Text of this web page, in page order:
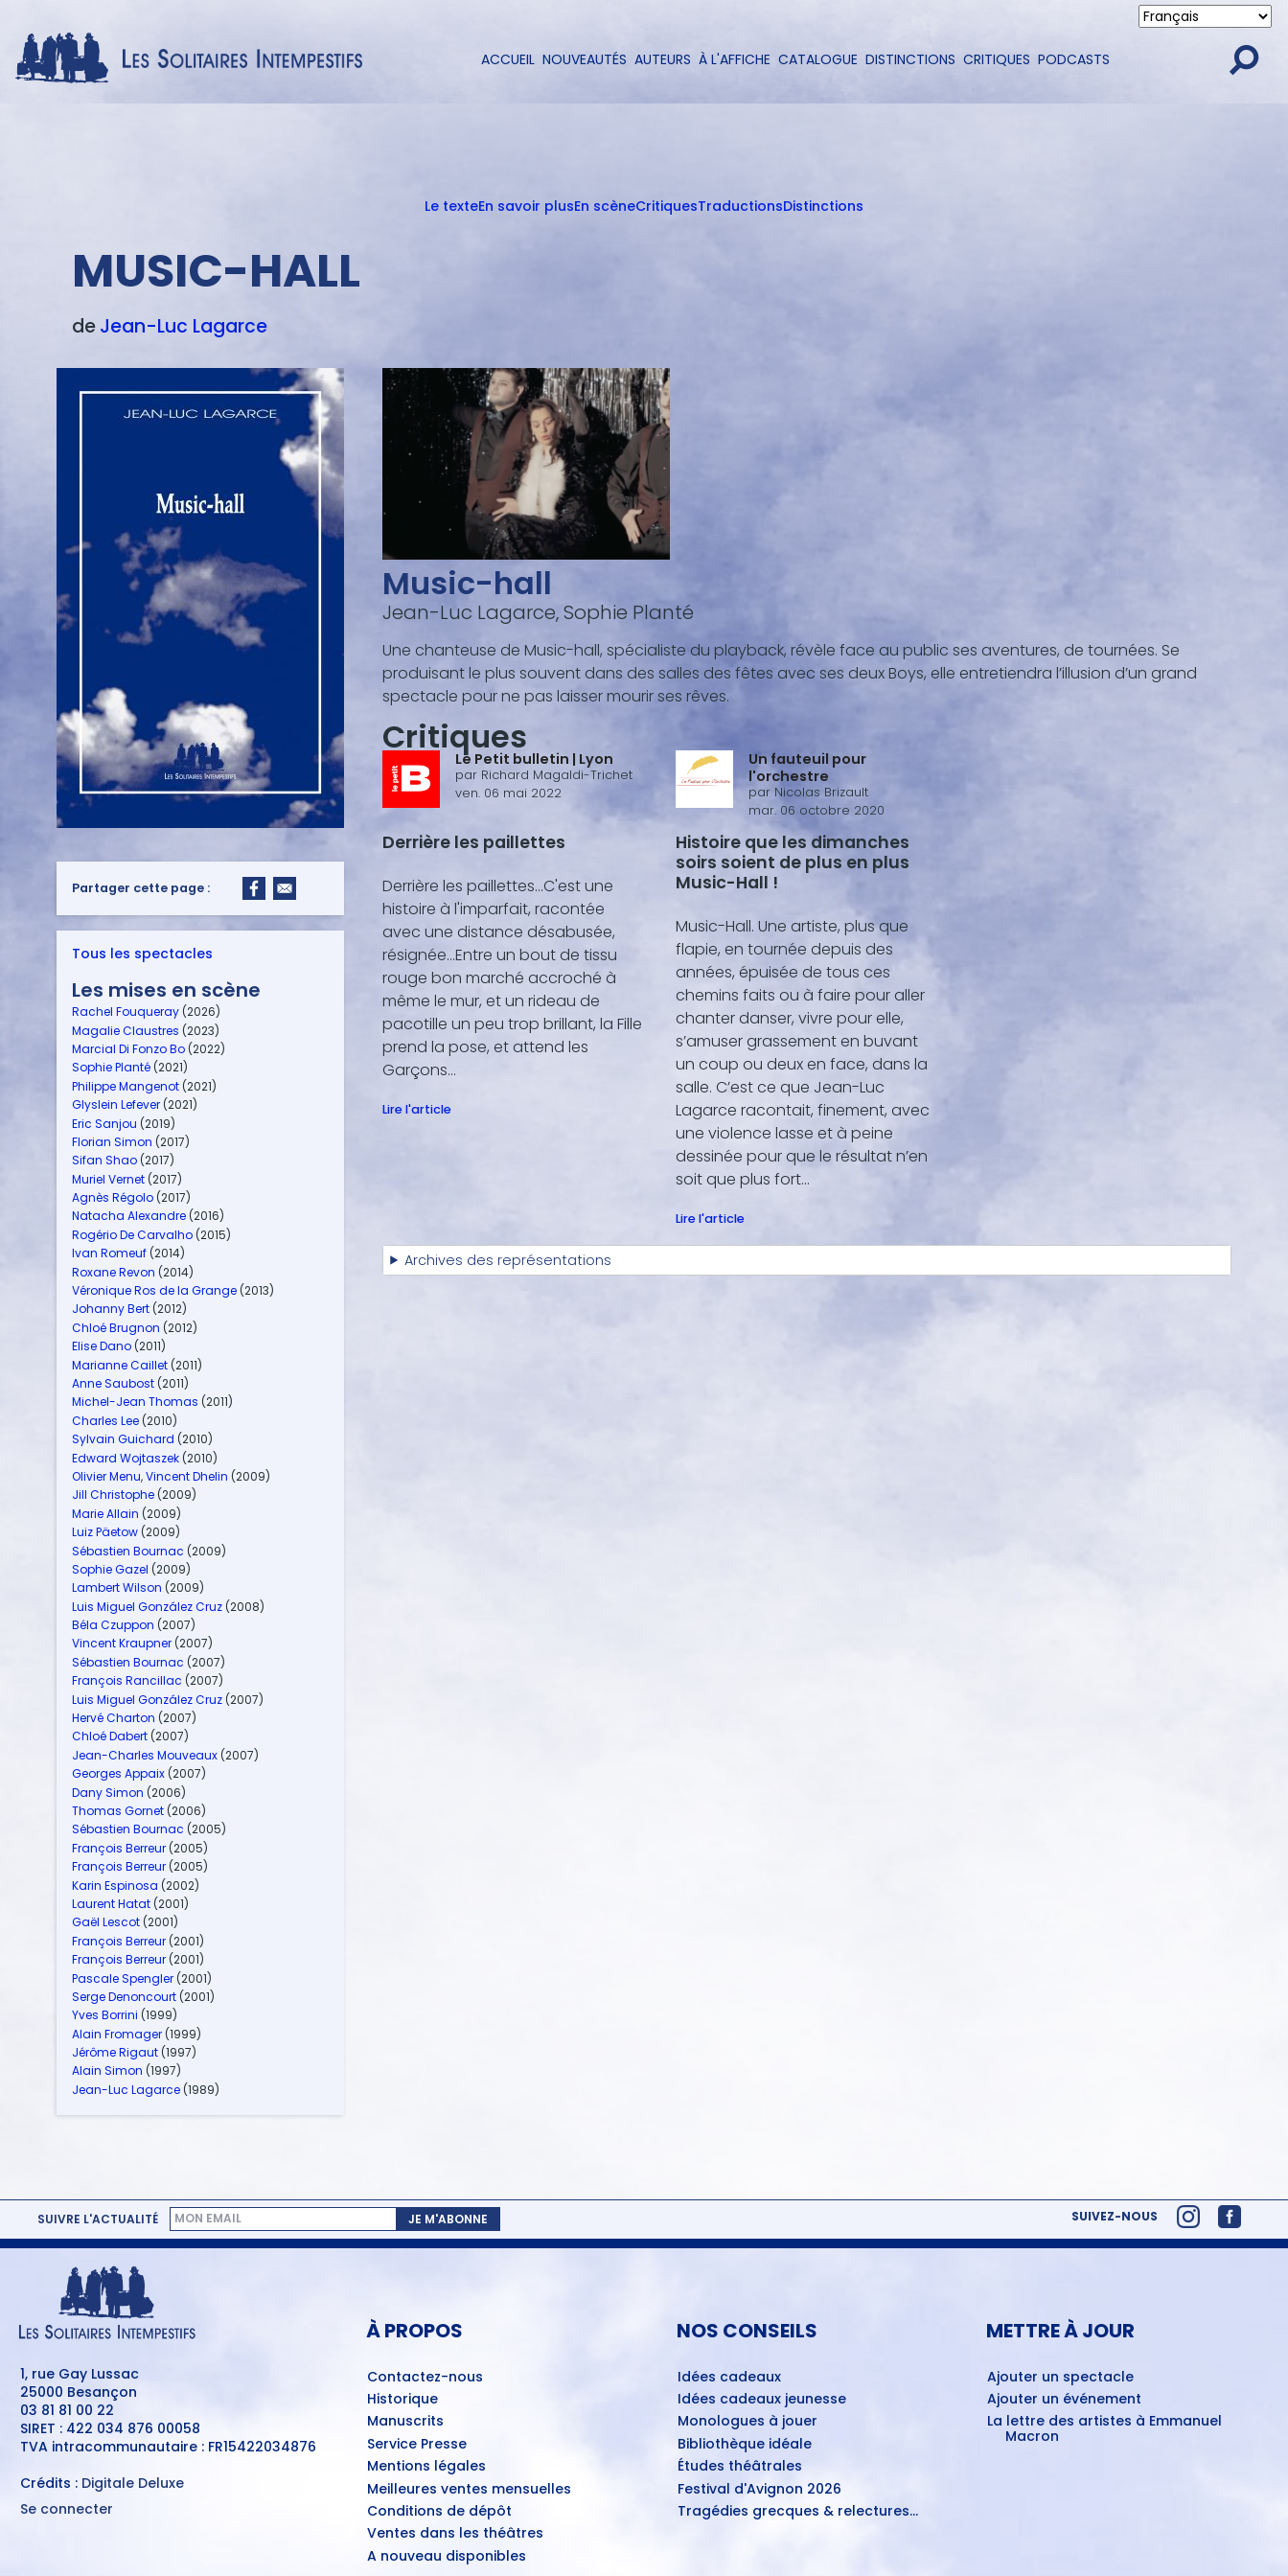
contenu
Navigation
ACCUEIL NOUVEAUTÉS AUTEURS À L'AFFICHE CATALOGUE DISTINCTIONS CRITIQUES PODCASTS
Le texteEn savoir plusEn scèneCritiquesTraductionsDistinctions
MUSIC-HALL
deJean-Luc Lagarce
Music-hall
Jean-Luc Lagarce, Sophie Planté
Une chanteuse de Music-hall, spécialiste du playback, révèle face au public ses aventures, de tournées. Se
produisant le plus souvent dans des salles des fêtes avec ses deux Boys, elle entretiendra l’illusion d’un grand
spectacle pour ne pas laisser mourir ses rêves.
Critiques
Le Petit bulletin | Lyon
par Richard Magaldi-Trichet
ven. 06 mai 2022
Derrière les paillettes
Derrière les paillettes…C'est une
histoire à l'imparfait, racontée
avec une distance désabusée,
résignée…Entre un bout de tissu
rouge bon marché accroché à
même le mur, et un rideau de
pacotille un peu trop brillant, la Fille
prend la pose, et attend les
Garçons…
Lire l'article
Un fauteuil pour
l'orchestre
par Nicolas Brizault
mar. 06 octobre 2020
Histoire que les dimanches
soirs soient de plus en plus
Music-Hall !
Music-Hall. Une artiste, plus que
flapie, en tournée depuis des
années, épuisée de tous ces
chemins faits ou à faire pour aller
chanter danser, vivre pour elle,
s’amuser grassement en buvant
un coup ou deux en face, dans la
salle. C’est ce que Jean-Luc
Lagarce racontait, finement, avec
une violence lasse et à peine
dessinée pour que le résultat n’en
soit que plus fort...
Lire l'article
Archives des représentations
Partager cette page :
Tous les spectacles
Les mises en scène
Rachel Fouqueray (2026)
Magalie Claustres (2023)
Marcial Di Fonzo Bo (2022)
Sophie Planté (2021)
Philippe Mangenot (2021)
Glyslein Lefever (2021)
Eric Sanjou (2019)
Florian Simon (2017)
Sifan Shao (2017)
Muriel Vernet (2017)
Agnès Régolo (2017)
Natacha Alexandre (2016)
Rogério De Carvalho (2015)
Ivan Romeuf (2014)
Roxane Revon (2014)
Véronique Ros de la Grange (2013)
Johanny Bert (2012)
Chloé Brugnon (2012)
Elise Dano (2011)
Marianne Caillet (2011)
Anne Saubost (2011)
Michel-Jean Thomas (2011)
Charles Lee (2010)
Sylvain Guichard (2010)
Edward Wojtaszek (2010)
Olivier Menu,Vincent Dhelin (2009)
Jill Christophe (2009)
Marie Allain (2009)
Luiz Päetow (2009)
Sébastien Bournac (2009)
Sophie Gazel (2009)
Lambert Wilson (2009)
Luis Miguel González Cruz (2008)
Béla Czuppon (2007)
Vincent Kraupner (2007)
Sébastien Bournac (2007)
François Rancillac (2007)
Luis Miguel González Cruz (2007)
Hervé Charton (2007)
Chloé Dabert (2007)
Jean-Charles Mouveaux (2007)
Georges Appaix (2007)
Dany Simon (2006)
Thomas Gornet (2006)
Sébastien Bournac (2005)
François Berreur (2005)
François Berreur (2005)
Karin Espinosa (2002)
Laurent Hatat (2001)
Gaël Lescot (2001)
François Berreur (2001)
François Berreur (2001)
Pascale Spengler (2001)
Serge Denoncourt (2001)
Yves Borrini (1999)
Alain Fromager (1999)
Jérôme Rigaut (1997)
Alain Simon (1997)
Jean-Luc Lagarce (1989)
SUIVRE L'ACTUALITÉ JE M'ABONNE SUIVEZ-NOUS
1, rue Gay Lussac
25000 Besançon
03 81 81 00 22
SIRET : 422 034 876 00058
TVA intracommunautaire : FR15422034876
Crédits : Digitale Deluxe
MENU
Se connecter
À PROPOS
Contactez-nous
Historique
Manuscrits
Service Presse
Mentions légales
Meilleures ventes mensuelles
Conditions de dépôt
Ventes dans les théâtres
A nouveau disponibles
NOS CONSEILS
Idées cadeaux
Idées cadeaux jeunesse
Monologues à jouer
Bibliothèque idéale
Études théâtrales
Festival d'Avignon 2026
Tragédies grecques & relectures...
METTRE À JOUR
Ajouter un spectacle
Ajouter un événement
La lettre des artistes à Emmanuel
Macron